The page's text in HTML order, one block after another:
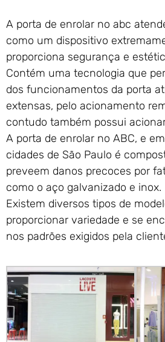
RJ
A porta de enrolar no abc
como um dispositivo
proporciona segurança e
Contém uma tecnologia que
dos funcionamentos da porta
extensas, pelo acionamento
contudo também possui
A porta de enrolar no ABC, e
cidades de São Paulo é
preveem danos precoces por
como o aço galvanizado e inox.
Existem diversos tipos de
proporcionar variedade e se
nos padrões exigidos pela